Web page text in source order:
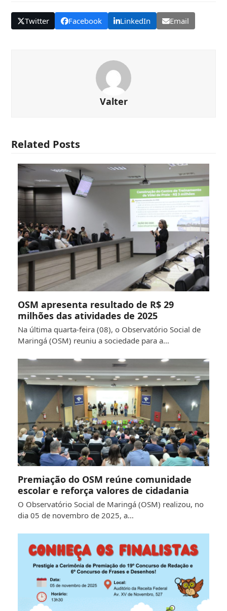
Twitter Facebook LinkedIn Email
Valter
Related Posts
OSM apresenta resultado de R$ 29
milhões das atividades de 2025
Na última quarta-feira (08), o Observatório Social de
Maringá (OSM) reuniu a sociedade para a…
Premiação do OSM reúne comunidade
escolar e reforça valores de cidadania
O Observatório Social de Maringá (OSM) realizou, no
dia 05 de novembro de 2025, a…